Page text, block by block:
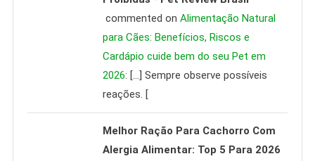
commented onAlimentação Natural
para Cães: Benefícios, Riscos e
Cardápio cuide bem do seu Pet em
2026: […] Sempre observe possíveis
reações. [
Melhor Ração Para Cachorro Com
Alergia Alimentar: Top 5 Para 2026